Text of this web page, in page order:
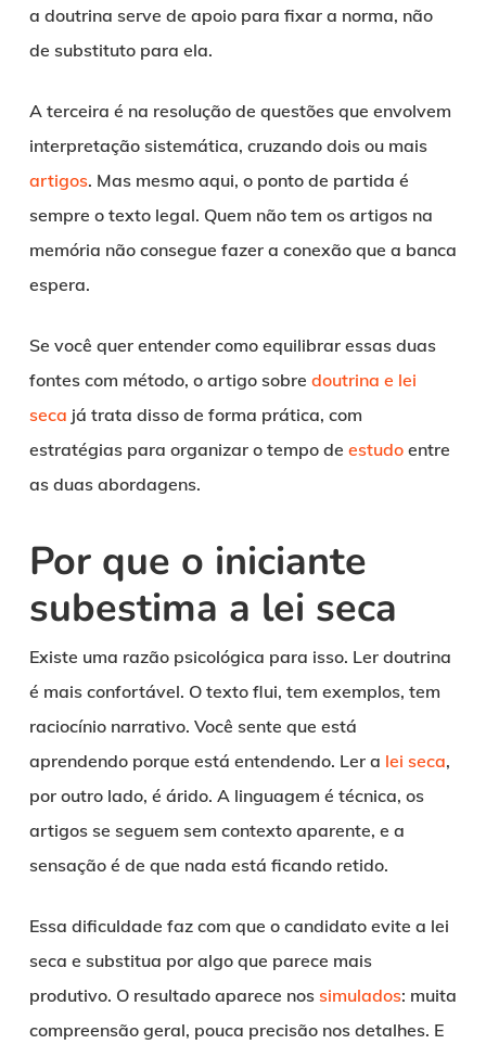
a doutrina serve de apoio para fixar a norma, não
de substituto para ela.
A terceira é na resolução de questões que envolvem
interpretação sistemática, cruzando dois ou mais
artigos. Mas mesmo aqui, o ponto de partida é
sempre o texto legal. Quem não tem os artigos na
memória não consegue fazer a conexão que a banca
espera.
Se você quer entender como equilibrar essas duas
fontes com método, o artigo sobre doutrina e lei
seca já trata disso de forma prática, com
estratégias para organizar o tempo de estudoentre
as duas abordagens.
Por que o iniciante
subestima a lei seca
Existe uma razão psicológica para isso. Ler doutrina
é mais confortável. O texto flui, tem exemplos, tem
raciocínio narrativo. Você sente que está
aprendendo porque está entendendo. Ler a lei seca,
por outro lado, é árido. A linguagem é técnica, os
artigos se seguem sem contexto aparente, e a
sensação é de que nada está ficando retido.
Essa dificuldade faz com que o candidato evite a lei
seca e substitua por algo que parece mais
produtivo. O resultado aparece nos simulados: muita
compreensão geral, pouca precisão nos detalhes. E